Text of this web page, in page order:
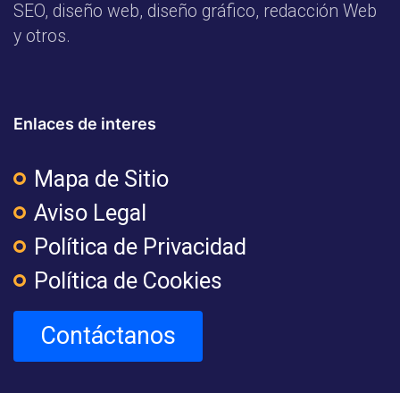
SEO, diseño web, diseño gráfico, redacción Web
y otros.
Enlaces de interes
Mapa de Sitio
Aviso Legal
Política de Privacidad
Política de Cookies
Contáctanos